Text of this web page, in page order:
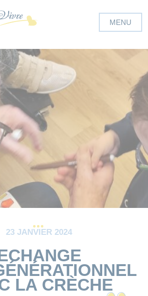
23 JANVIER 2024
LA CRÈCHE